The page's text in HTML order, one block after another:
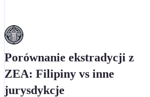
Porównanie ekstradycji z
ZEA: Filipiny vs inne
jurysdykcje